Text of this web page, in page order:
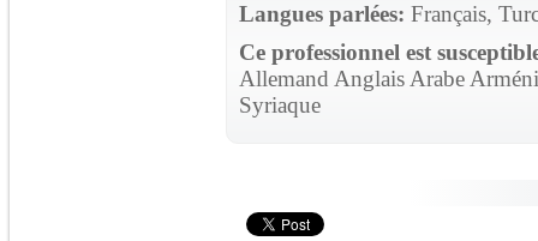
Langues parlées: Français,
Ce professionnel est
Allemand Anglais Arabe
Syriaque